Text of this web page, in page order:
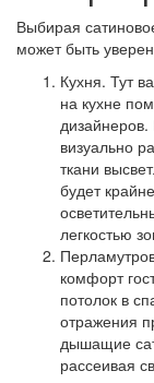
Выбирая
может быть
Кухня. Тут
на кухне
дизайнеров.
визуально
ткани
будет
легкостью
комфорт
потолок в
отражения
дышащие
рассеивая